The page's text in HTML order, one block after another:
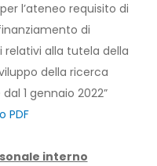
l’ateneo requisito di
di
relativi alla tutela della
della ricerca
1 gennaio 2022”
PDF
interno